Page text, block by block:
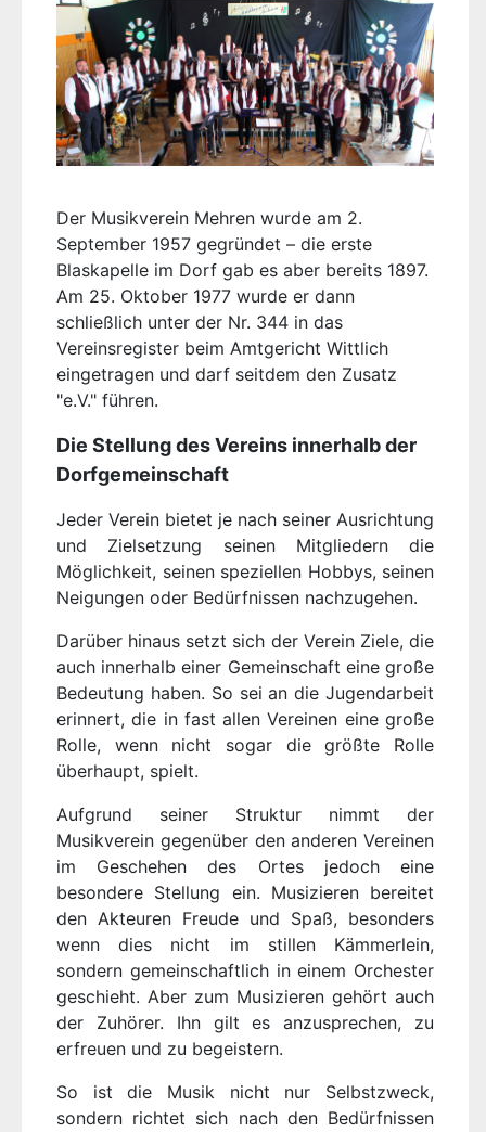
Der Musikverein Mehren wurde am 2.
September 1957 gegründet – die erste
Blaskapelle im Dorf gab es aber bereits 1897.
Am 25. Oktober 1977 wurde er dann
schließlich unter der Nr. 344 in das
Vereinsregister beim Amtgericht Wittlich
eingetragen und darf seitdem den Zusatz
"e.V." führen.
Die Stellung des Vereins innerhalb der
Dorfgemeinschaft
Jeder Verein bietet je nach seiner Ausrichtung
und Zielsetzung seinen Mitgliedern die
Möglichkeit, seinen speziellen Hobbys, seinen
Neigungen oder Bedürfnissen nachzugehen.
Darüber hinaus setzt sich der Verein Ziele, die
auch innerhalb einer Gemeinschaft eine große
Bedeutung haben. So sei an die Jugendarbeit
erinnert, die in fast allen Vereinen eine große
Rolle, wenn nicht sogar die größte Rolle
überhaupt, spielt.
Aufgrund seiner Struktur nimmt der
Musikverein gegenüber den anderen Vereinen
im Geschehen des Ortes jedoch eine
besondere Stellung ein. Musizieren bereitet
den Akteuren Freude und Spaß, besonders
wenn dies nicht im stillen Kämmerlein,
sondern gemeinschaftlich in einem Orchester
geschieht. Aber zum Musizieren gehört auch
der Zuhörer. Ihn gilt es anzusprechen, zu
erfreuen und zu begeistern.
So ist die Musik nicht nur Selbstzweck,
sondern richtet sich nach den Bedürfnissen